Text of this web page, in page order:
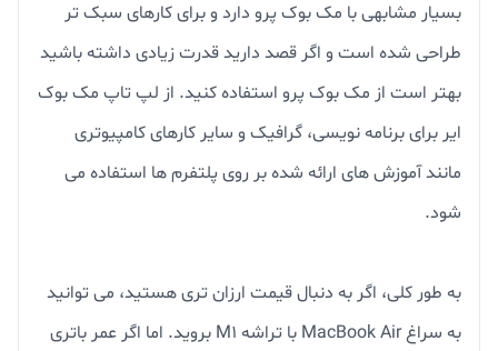
بسیار مشابهی با مک بوک پرو دارد و برای کارهای سبک تر
طراحی شده است و اگر قصد دارید قدرت زیادی داشته باشید
بهتر است از مک بوک پرو استفاده کنید. از لپ تاپ مک بوک
ایر برای برنامه نویسی، گرافیک و سایر کارهای کامپیوتری
مانند آموزش های ارائه شده بر روی پلتفرم ها استفاده می
شود.
به طور کلی، اگر به دنبال قیمت ارزان‌ تری هستید، می‌ توانید
به سراغ MacBook Air با تراشه M1 بروید. اما اگر عمر باتری